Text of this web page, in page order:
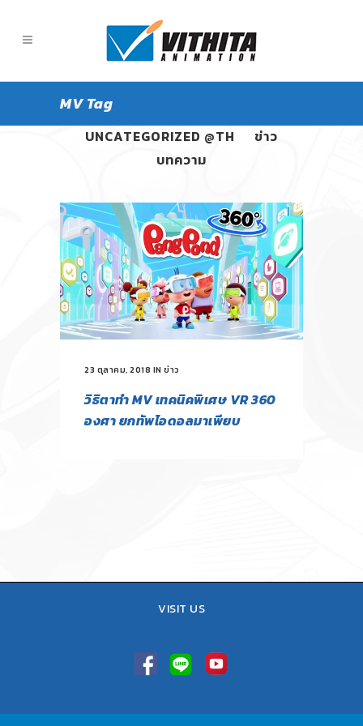
MV Tag
UNCATEGORIZED @TH
ข่าว
บทความ
23 ตุลาคม, 2018 IN ข่าว
วิธิตาทำ MV เทคนิคพิเศษ VR 360
องศา ยกทัพไอดอลมาเพียบ
VISIT US